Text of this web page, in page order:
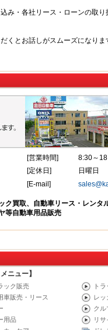
ニュー】
ック販売
車販売・リース
用品
ト
レッ
クル
リ